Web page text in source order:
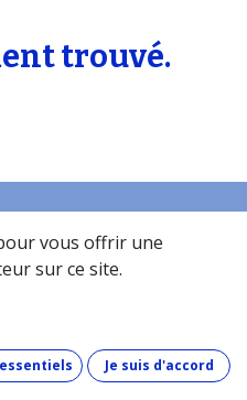
trouvé.
?
?
?
vous offrir une
sur ce site.
Je suis d'accord